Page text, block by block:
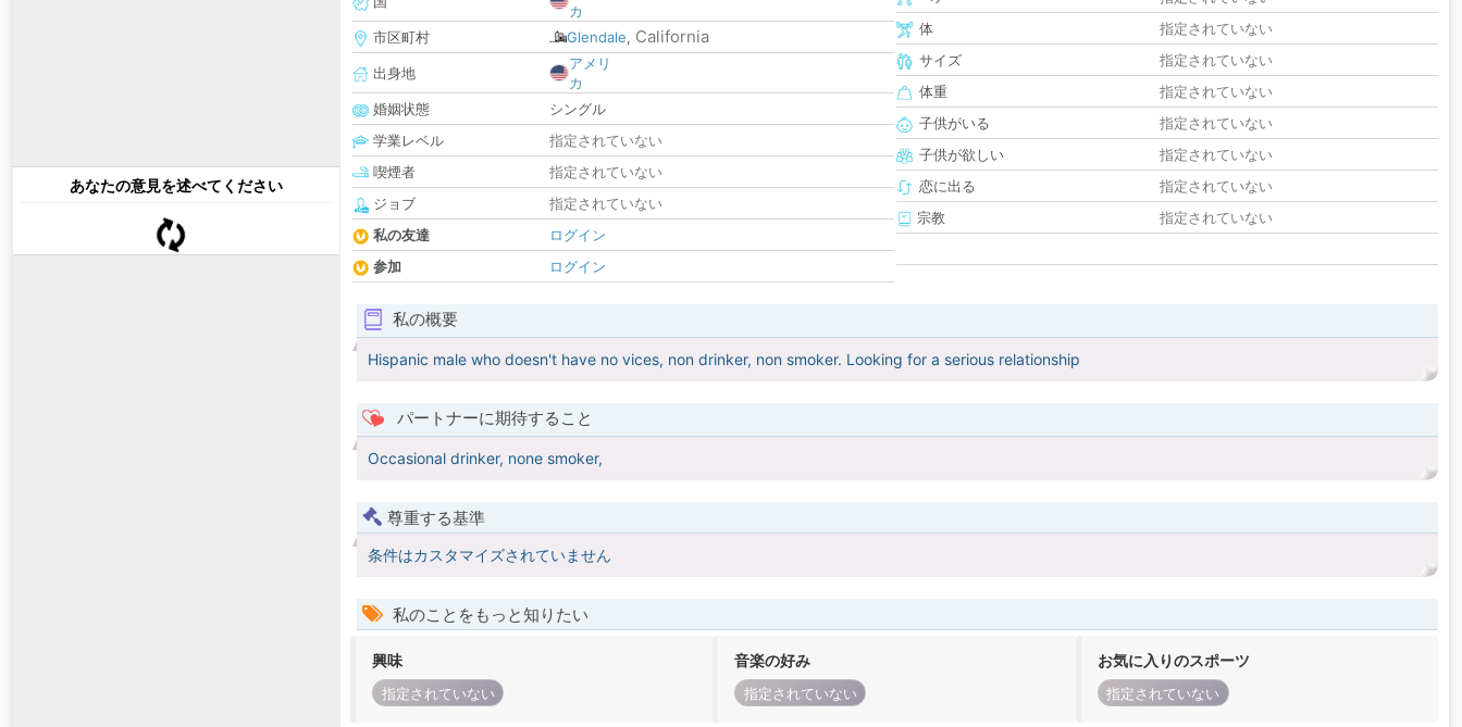
あなたの意見を述べてください
カ
市区町村
Glendale, California
出身地
アメリ
カ
婚姻状態
シングル
学業レベル
指定されていない
喫煙者
指定されていない
ジョブ
指定されていない
私の友達
ログイン
参加
ログイン
体
指定されていない
サイズ
指定されていない
体重
指定されていない
子供がいる
指定されていない
子供が欲しい
指定されていない
恋に出る
指定されていない
宗教
指定されていない
私の概要
Hispanic male who doesn't have no vices, non drinker, non smoker. Looking for a serious relationship
パートナーに期待すること
Occasional drinker, none smoker,
尊重する基準
条件はカスタマイズされていません
私のことをもっと知りたい
興味
指定されていない
音楽の好み
指定されていない
お気に入りのスポーツ
指定されていない